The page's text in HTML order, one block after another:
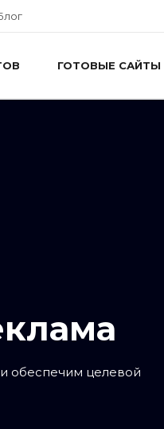
ГОТОВЫЕ САЙТЫ
обеспечим целевой